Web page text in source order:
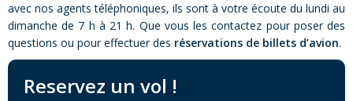
avec nos agents téléphoniques, ils sont à votre écoute du lundi au
dimanche de 7 h à 21 h. Que vous les contactez pour poser des
questions ou pour effectuer des réservations de billets d’avion.
Reservez un vol !